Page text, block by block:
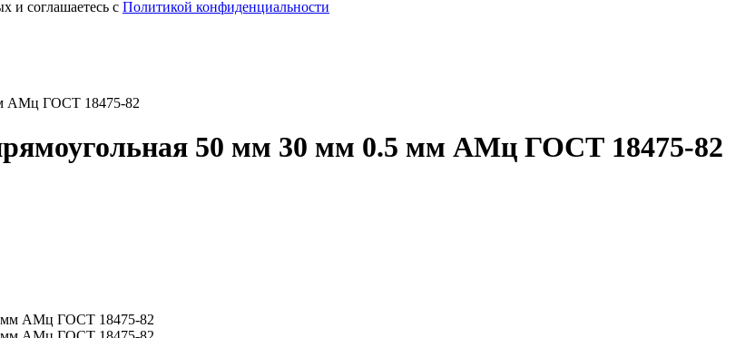
и соглашаетесь с Политикой конфиденциальности
АМц ГОСТ 18475-82
50 мм 30 мм 0.5 мм АМц ГОСТ 18475-82